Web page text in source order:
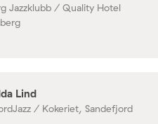
Jazzklubb / Quality Hotel
Lind
/ Kokeriet, Sandefjord